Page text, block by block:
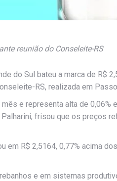
reunião do Conseleite-RS
do Sul bateu a marca de R$
RS, realizada em Passo
e representa alta de 0,06%
frisou que os preços
em R$ 2,5164, 0,77% acima
e em sistemas